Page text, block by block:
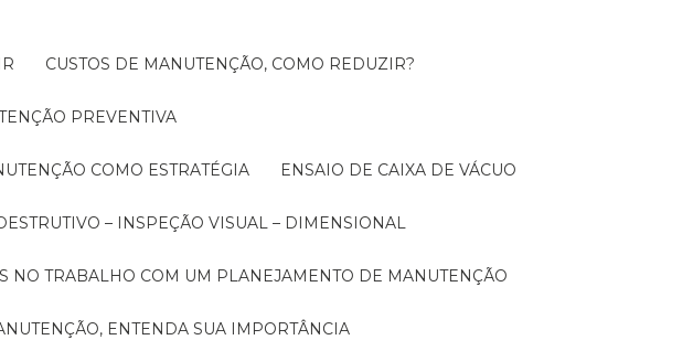
CUSTOS DE MANUTENÇÃO, COMO REDUZIR?
PREVENTIVA
COMO ESTRATÉGIA ENSAIO DE CAIXA DE VÁCUO
– INSPEÇÃO VISUAL – DIMENSIONAL
NO TRABALHO COM UM PLANEJAMENTO DE MANUTENÇÃO
ENTENDA SUA IMPORTÂNCIA